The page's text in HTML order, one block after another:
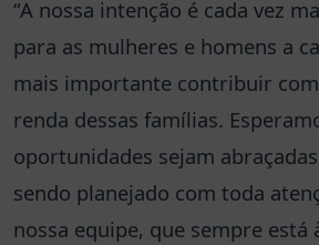
“A nossa intenção é cada vez
para as mulheres e homens a
mais importante contribuir
renda dessas famílias.
oportunidades sejam
sendo planejado com toda
nossa equipe, que sempre está